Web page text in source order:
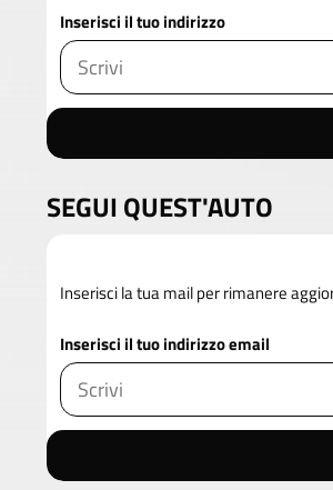
Inserisci il tuo indirizzo
SEGUI QUEST'AUTO
Inserisci la tua mail per rimanere
Inserisci il tuo indirizzo email